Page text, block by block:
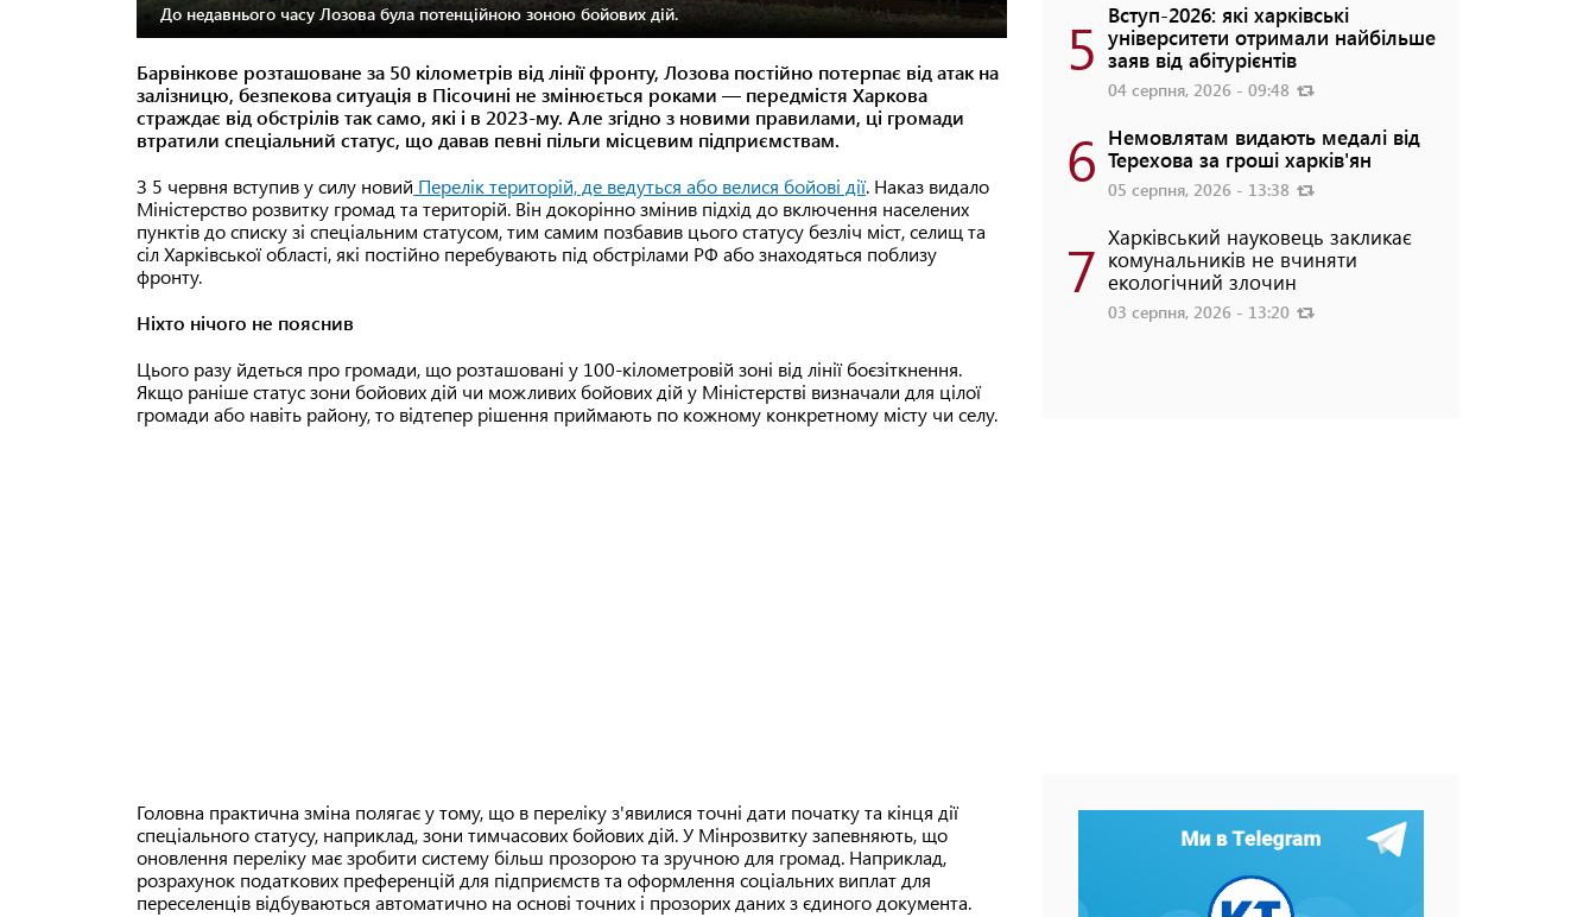
До недавнього часу Лозова була потенційною зоною бойових дій.
Барвінкове розташоване за 50 кілометрів від лінії фронту, Лозова постійно потерпає від атак на
залізницю, безпекова ситуація в Пісочині не змінюється роками — передмістя Харкова
страждає від обстрілів так само, які і в 2023-му. Але згідно з новими правилами, ці громади
втратили спеціальний статус, що давав певні пільги місцевим підприємствам.
З 5 червня вступив у силу новий Перелік територій, де ведуться або велися бойові дії. Наказ видало
Міністерство розвитку громад та територій. Він докорінно змінив підхід до включення населених
пунктів до списку зі спеціальним статусом, тим самим позбавив цього статусу безліч міст, селищ та
сіл Харківської області, які постійно перебувають під обстрілами РФ або знаходяться поблизу
фронту.
Ніхто нічого не пояснив
Цього разу йдеться про громади, що розташовані у 100-кілометровій зоні від лінії боєзіткнення.
Якщо раніше статус зони бойових дій чи можливих бойових дій у Міністерстві визначали для цілої
громади або навіть району, то відтепер рішення приймають по кожному конкретному місту чи селу.
Головна практична зміна полягає у тому, що в переліку з'явилися точні дати початку та кінця дії
спеціального статусу, наприклад, зони тимчасових бойових дій. У Мінрозвитку запевняють, що
оновлення переліку має зробити систему більш прозорою та зручною для громад. Наприклад,
розрахунок податкових преференцій для підприємств та оформлення соціальних виплат для
переселенців відбуваються автоматично на основі точних і прозорих даних з єдиного документа.
5 Вступ-2026: які харківські
університети отримали найбільше
заяв від абітурієнтів
04 серпня, 2026 - 09:48
6 Немовлятам видають медалі від
Терехова за гроші харків'ян
05 серпня, 2026 - 13:38
7 Харківський науковець закликає
комунальників не вчиняти
екологічний злочин
03 серпня, 2026 - 13:20